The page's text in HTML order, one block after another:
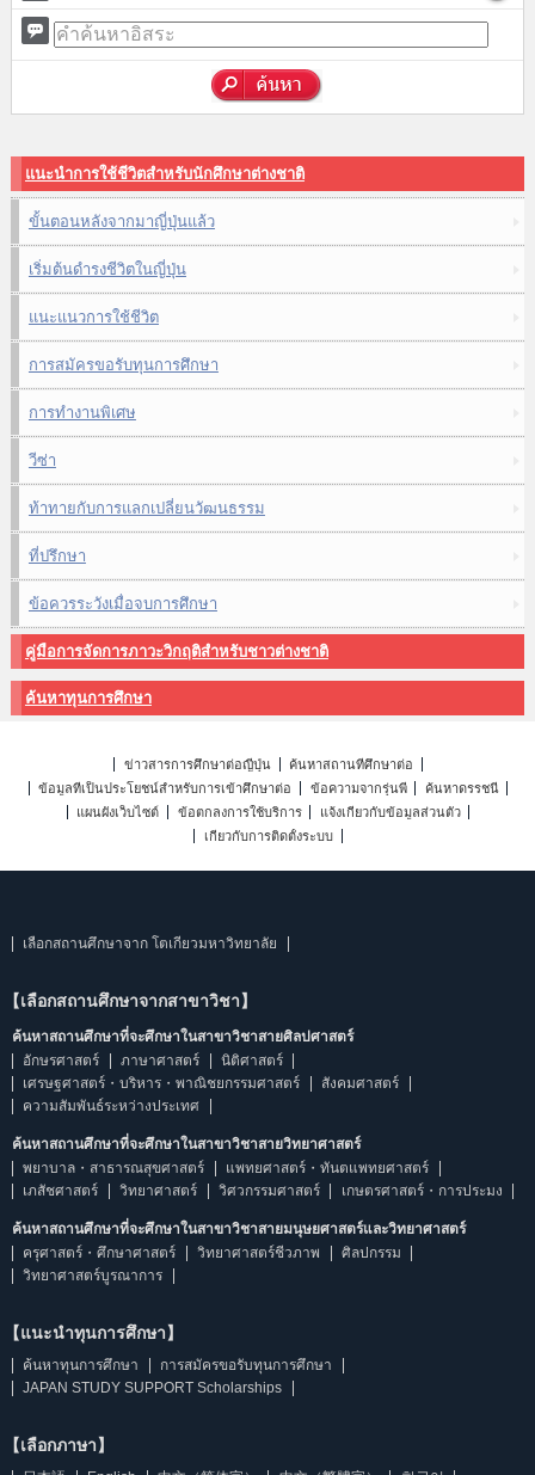
แนะนำการใช้ชีวิตสำหรับนักศึกษาต่างชาติ
ขั้นตอนหลังจากมาญี่ปุ่นแล้ว
เริ่มต้นดำรงชีวิตในญี่ปุ่น
แนะแนวการใช้ชีวิต
การสมัครขอรับทุนการศึกษา
การทำงานพิเศษ
วีซ่า
ท้าทายกับการแลกเปลี่ยนวัฒนธรรม
ที่ปรึกษา
ข้อควรระวังเมื่อจบการศึกษา
คู่มือการจัดการภาวะวิกฤติสำหรับชาวต่างชาติ
ค้นหาทุนการศึกษา
ข่าวสารการศึกษาต่อญี่ปุ่น
ค้นหาสถานที่ศึกษาต่อ
ข้อมูลที่เป็นประโยชน์สำหรับการเข้าศึกษาต่อ
ข้อความจากรุ่นพี่
ค้นหาดรรชนี
แผนผังเว็บไซต์
ข้อตกลงการใช้บริการ
แจ้งเกี่ยวกับข้อมูลส่วนตัว
เกี่ยวกับการติดตั้งระบบ
เลือกสถานศึกษาจาก โตเกียวมหาวิทยาลัย
【เลือกสถานศึกษาจากสาขาวิชา】
ค้นหาสถานศึกษาที่จะศึกษาในสาขาวิชาสายศิลปศาสตร์
อักษรศาสตร์
ภาษาศาสตร์
นิติศาสตร์
เศรษฐศาสตร์・บริหาร・พาณิชยกรรมศาสตร์
สังคมศาสตร์
ความสัมพันธ์ระหว่างประเทศ
ค้นหาสถานศึกษาที่จะศึกษาในสาขาวิชาสายวิทยาศาสตร์
พยาบาล・สาธารณสุขศาสตร์
แพทยศาสตร์・ทันตแพทยศาสตร์
เภสัชศาสตร์
วิทยาศาสตร์ วิศวกรรมศาสตร์ เกษตรศาสตร์・การประมง
ค้นหาสถานศึกษาที่จะศึกษาในสาขาวิชาสายมนุษยศาสตร์และวิทยาศาสตร์
ครุศาสตร์・ศึกษาศาสตร์
วิทยาศาสตร์ชีวภาพ
ศิลปกรรม
วิทยาศาสตร์บูรณาการ
【แนะนำทุนการศึกษา】
ค้นหาทุนการศึกษา
การสมัครขอรับทุนการศึกษา
JAPAN STUDY SUPPORT Scholarships
【เลือกภาษา】